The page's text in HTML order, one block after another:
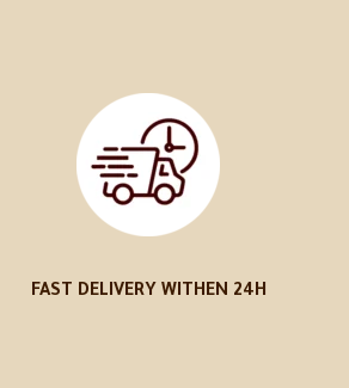
FAST DELIVERY WITHEN 24H